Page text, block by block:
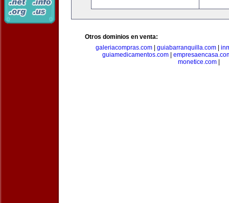
Otros dominios en venta:
galeriacompras.com
guiabarranquilla.com
guiamedicamentos.com|
monetice.com